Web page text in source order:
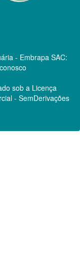
- Embrapa SAC:
sob a Licença
- SemDerivações